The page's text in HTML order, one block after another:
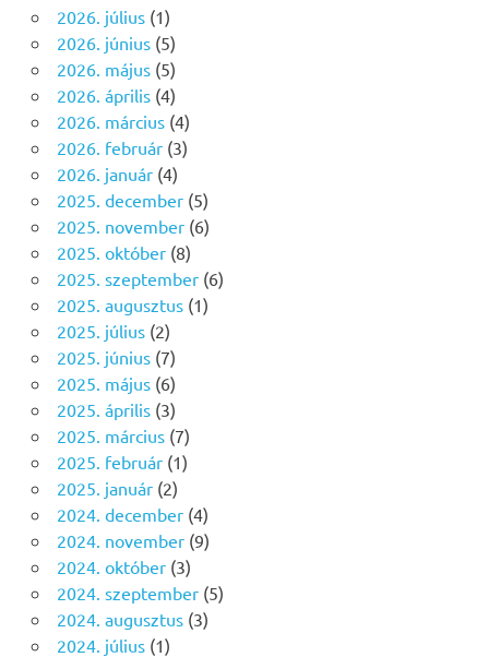
2026. július(1)
2026. június(5)
2026. május(5)
2026. április(4)
2026. március(4)
2026. február(3)
2026. január(4)
2025. december(5)
2025. november(6)
2025. október(8)
2025. szeptember(6)
2025. augusztus(1)
2025. július(2)
2025. június(7)
2025. május(6)
2025. április(3)
2025. március(7)
2025. február(1)
2025. január(2)
2024. december(4)
2024. november(9)
2024. október(3)
2024. szeptember(5)
2024. augusztus(3)
2024. július(1)